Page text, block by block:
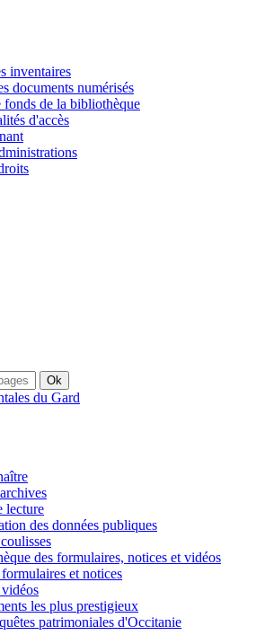
inventaires
documents numérisés
fonds de la bibliothèque
d'accès
Ok
lecture
des données publiques
des formulaires, notices et vidéos
et notices
les plus prestigieux
patrimoniales d'Occitanie